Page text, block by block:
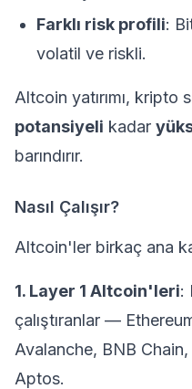
Farklı risk profili:
volatil ve riskli.
Altcoin yatırımı, kripto
potansiyeli kadar
barındırır.
Nasıl Çalışır?
Altcoin'ler birkaç ana
1. Layer 1 Altcoin'leri:
çalıştıranlar —
Avalanche, BNB
Aptos.